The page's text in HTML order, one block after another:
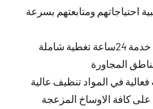
احتياجاتهم ومتابعتهم بسرعة
كما نوفر تنظيف منازل خدمة 24ساعة تغطية شاملة
المجاورة
في المواد تنظيف عالية
كافة الاوساخ المزعجة